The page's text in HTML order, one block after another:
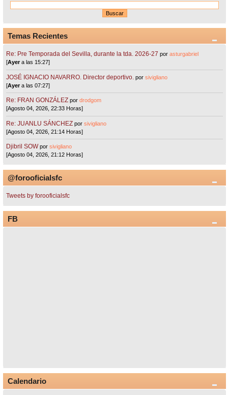
Temas Recientes
Re: Pre Temporada del Sevilla, durante la tda. 2026-27 porasturgabriel
[Ayera las 15:27]
JOSÉ IGNACIO NAVARRO. Director deportivo. porsivigliano
[Ayera las 07:27]
Re: FRAN GONZÁLEZ pordrodgom
[Agosto 04, 2026, 22:33 Horas]
Re: JUANLU SÁNCHEZ porsivigliano
[Agosto 04, 2026, 21:14 Horas]
Djibril SOW porsivigliano
[Agosto 04, 2026, 21:12 Horas]
@forooficialsfc
Tweets by forooficialsfc
FB
Calendario